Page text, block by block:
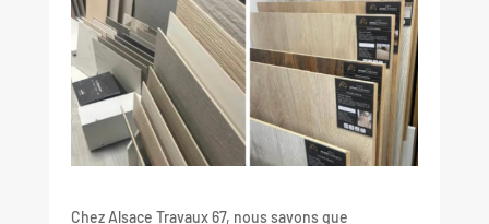
Chez Alsace Travaux 67, nous savons que